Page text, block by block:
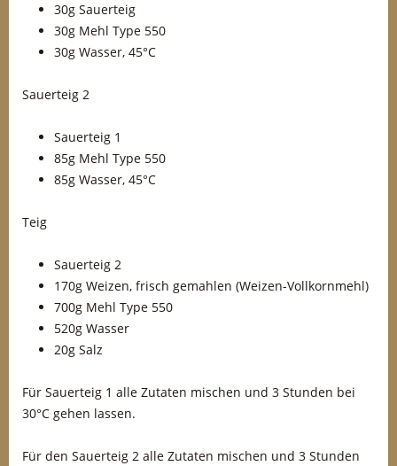
30g Sauerteig
30g Mehl Type 550
30g Wasser, 45°C
Sauerteig 2
Sauerteig 1
85g Mehl Type 550
85g Wasser, 45°C
Teig
Sauerteig 2
170g Weizen, frisch gemahlen (Weizen-Vollkornmehl)
700g Mehl Type 550
520g Wasser
20g Salz
Für Sauerteig 1 alle Zutaten mischen und 3 Stunden bei
30°C gehen lassen.
Für den Sauerteig 2 alle Zutaten mischen und 3 Stunden